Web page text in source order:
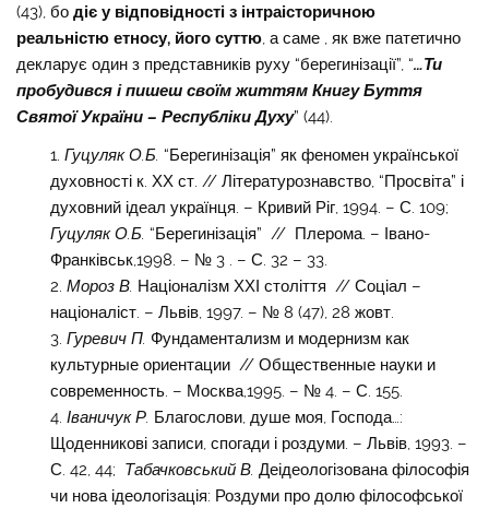
(43), бодіє у відповідності з інтраісторичною
реальністю етносу, його суттю, а саме , як вже патетично
декларує один з представників руху “берегинізації”, “…Ти
пробудився і пишеш своїм життям Книгу Буття
Святої України – Республіки Духу” (44).
Гуцуляк О.Б. “Берегинізація” як феномен української
духовності к. ХХ ст. // Літературознавство, “Просвіта” і
духовний ідеал українця. – Кривий Ріг, 1994. – С. 109;
Гуцуляк О.Б. “Берегинізація” // Плерома. – Івано-
Франківськ,1998. – № 3 . – С. 32 – 33.
Мороз В. Націоналізм ХХІ століття // Соціал –
націоналіст. – Львів, 1997. – № 8 (47), 28 жовт.
Гуревич П. Фундаментализм и модернизм как
культурные ориентации // Общественные науки и
современность. – Москва,1995. – № 4. – С. 155.
Іваничук Р. Благослови, душе моя, Господа…:
Щоденникові записи, спогади і роздуми. – Львів, 1993. –
С. 42, 44; Табачковський В. Деідеологізована філософія
чи нова ідеологізація: Роздуми про долю філософської